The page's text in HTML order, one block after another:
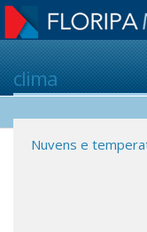
Home
clima
NaNde-2
Nuvens e